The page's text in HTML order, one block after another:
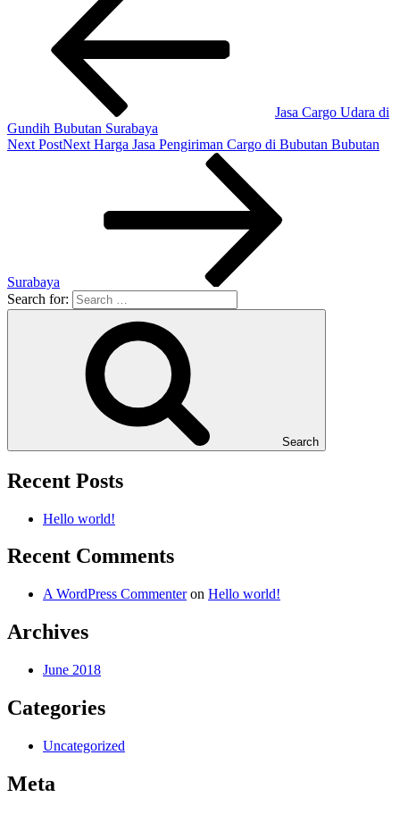
Jasa Cargo Udara di
Gundih Bubutan Surabaya
Next PostNext Harga Jasa Pengiriman Cargo di Bubutan Bubutan
Surabaya
Search for:
Search
Recent Posts
Hello world!
Recent Comments
A WordPress Commenteron Hello world!
Archives
June 2018
Categories
Uncategorized
Meta